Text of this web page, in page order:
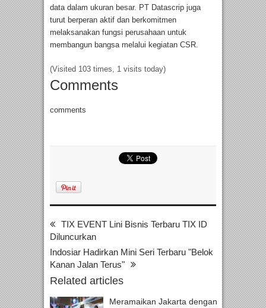
data dalam ukuran besar. PT Datascrip juga
turut berperan aktif dan berkomitmen
melaksanakan fungsi perusahaan untuk
membangun bangsa melalui kegiatan CSR.
(Visited 103 times, 1 visits today)
Comments
comments
TIX EVENT Lini Bisnis Terbaru TIX ID
Diluncurkan
Indosiar Hadirkan Mini Seri Terbaru "Belok
Kanan Jalan Terus"
Related articles
Meramaikan Jakarta dengan